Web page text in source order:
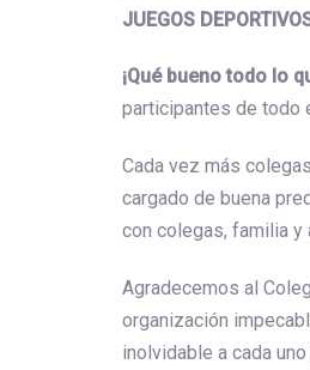
JUEGOS
¡Qué bueno todo lo
participantes de todo
Cada vez más
cargado de buena
con colegas, familia y
Agradecemos al
organización
inolvidable a cada